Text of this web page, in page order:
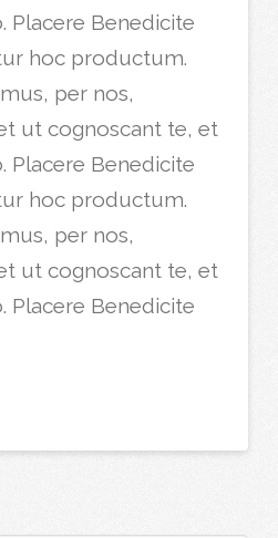
Placere Benedicite
hoc productum.
per nos,
ut cognoscant te, et
Placere Benedicite
hoc productum.
per nos,
ut cognoscant te, et
Placere Benedicite